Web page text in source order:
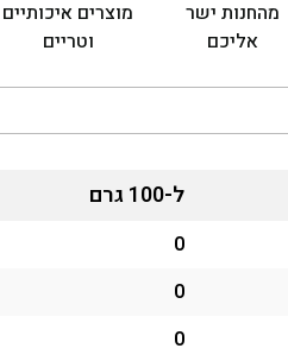
מהחנות ישר
אליכם
מוצרים איכותיים
וטריים
ל-100 גרם
0
0
0